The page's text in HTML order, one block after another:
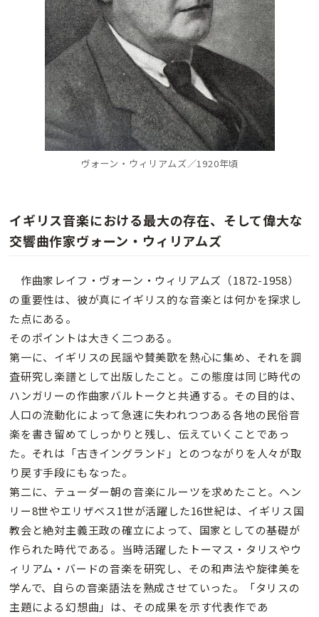
ヴォーン・ウィリアムズ／1920年頃
イギリス音楽における最大の存在、そして偉大な
交響曲作家ヴォーン・ウィリアムズ
作曲家レイフ・ヴォーン・ウィリアムズ（1872-1958）
の重要性は、彼が真にイギリス的な音楽とは何かを探求し
た点にある。
そのポイントは大きく二つある。
第一に、イギリスの民謡や賛美歌を熱心に集め、それを調
査研究し楽譜として出版したこと。この態度は同じ時代の
ハンガリーの作曲家バルトークと共通する。その目的は、
人口の流動化によって急速に失われつつある各地の民俗音
楽を書き留めてしっかりと残し、伝えていくことであっ
た。それは「古きイングランド」とのつながりを人々が取
り戻す手段にもなった。
第二に、テューダー朝の音楽にルーツを求めたこと。ヘン
リー8世やエリザベス1世が活躍した16世紀は、イギリス国
教会と絶対主義王政の確立によって、国家としての基礎が
作られた時代である。当時活躍したトーマス・タリスやウ
ィリアム・バードの音楽を研究し、その和声法や旋律美を
学んで、自らの音楽語法を熟成させていった。「タリスの
主題による幻想曲」は、その成果を示す代表作であ